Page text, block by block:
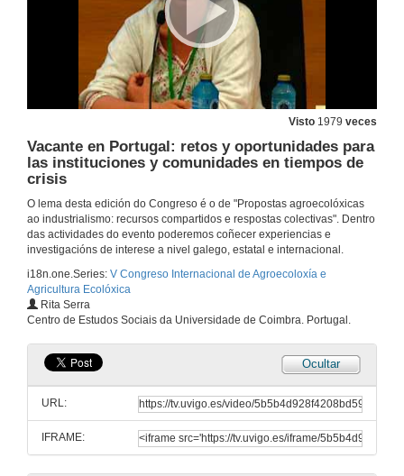
Visto 1979 veces
Vacante en Portugal: retos y oportunidades para
las instituciones y comunidades en tiempos de
crisis
O lema desta edición do Congreso é o de "Propostas agroecolóxicas
ao industrialismo: recursos compartidos e respostas colectivas". Dentro
das actividades do evento poderemos coñecer experiencias e
investigacións de interese a nivel galego, estatal e internacional.
i18n.one.Series: V Congreso Internacional de Agroecoloxía e
Agricultura Ecolóxica
Rita Serra
Centro de Estudos Sociais da Universidade de Coimbra. Portugal.
Ocultar
URL:
IFRAME:
26 de xuño de 2014
Desempleo y empleo agrícola
26 de xuño de 2014
Quenda de preguntas: Reruralización do agro
Construíndo a cidadanía alimentaria: premisas teóricas e prácticas sociais
26 de xuño de 2014
26 de xuño de 2014